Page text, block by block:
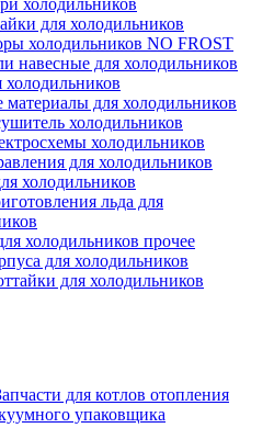
холодильников
для холодильников
холодильников NO FROST
навесные для холодильников
материалы для холодильников
холодильников
холодильников
для холодильников
холодильников
льда для
холодильников прочее
для холодильников
для холодильников
для котлов отопления
упаковщика